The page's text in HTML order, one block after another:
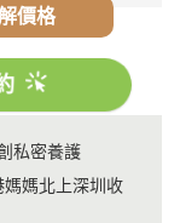
價格
私密養護
媽媽北上深圳收